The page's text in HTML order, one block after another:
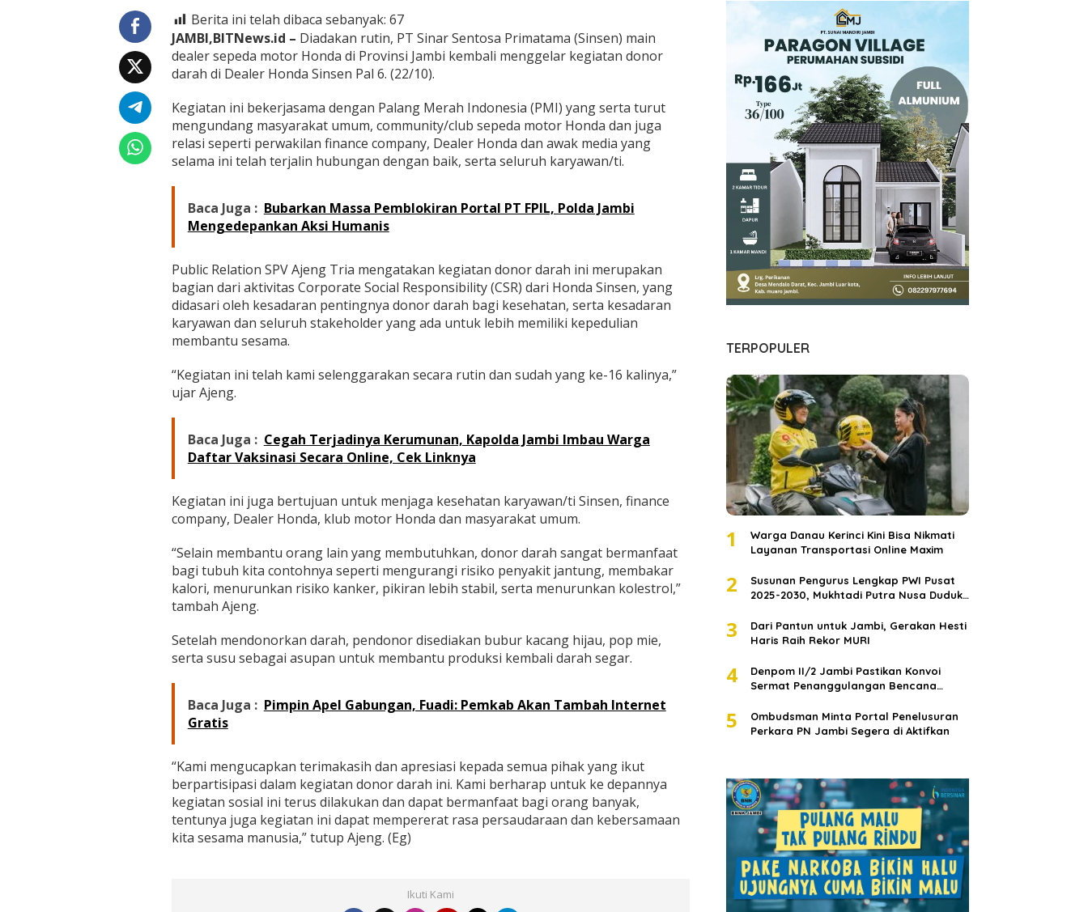
S
i
n
s
e
K
m
b
a
G
e
l
r
K
e
g
i
a
n
D
o
r
D
r
h
Berita ini telah dibaca sebanyak: 67
JAMBI,BITNews.id – Diadakan rutin, PT Sinar Sentosa Primatama (Sinsen) main
dealer sepeda motor Honda di Provinsi Jambi kembali menggelar kegiatan donor
darah di Dealer Honda Sinsen Pal 6. (22/10).
Kegiatan ini bekerjasama dengan Palang Merah Indonesia (PMI) yang serta turut
mengundang masyarakat umum, community/club sepeda motor Honda dan juga
relasi seperti perwakilan finance company, Dealer Honda dan awak media yang
selama ini telah terjalin hubungan dengan baik, serta seluruh karyawan/ti.
Baca Juga : Bubarkan Massa Pemblokiran Portal PT FPIL, Polda Jambi
Mengedepankan Aksi Humanis
Public Relation SPV Ajeng Tria mengatakan kegiatan donor darah ini merupakan
bagian dari aktivitas Corporate Social Responsibility (CSR) dari Honda Sinsen, yang
didasari oleh kesadaran pentingnya donor darah bagi kesehatan, serta kesadaran
karyawan dan seluruh stakeholder yang ada untuk lebih memiliki kepedulian
membantu sesama.
“Kegiatan ini telah kami selenggarakan secara rutin dan sudah yang ke-16 kalinya,”
ujar Ajeng.
Baca Juga : Cegah Terjadinya Kerumunan, Kapolda Jambi Imbau Warga
Daftar Vaksinasi Secara Online, Cek Linknya
Kegiatan ini juga bertujuan untuk menjaga kesehatan karyawan/ti Sinsen, finance
company, Dealer Honda, klub motor Honda dan masyarakat umum.
“Selain membantu orang lain yang membutuhkan, donor darah sangat bermanfaat
bagi tubuh kita contohnya seperti mengurangi risiko penyakit jantung, membakar
kalori, menurunkan risiko kanker, pikiran lebih stabil, serta menurunkan kolestrol,”
tambah Ajeng.
Setelah mendonorkan darah, pendonor disediakan bubur kacang hijau, pop mie,
serta susu sebagai asupan untuk membantu produksi kembali darah segar.
Baca Juga : Pimpin Apel Gabungan, Fuadi: Pemkab Akan Tambah Internet
Gratis
“Kami mengucapkan terimakasih dan apresiasi kepada semua pihak yang ikut
berpartisipasi dalam kegiatan donor darah ini. Kami berharap untuk ke depannya
kegiatan sosial ini terus dilakukan dan dapat bermanfaat bagi orang banyak,
tentunya juga kegiatan ini dapat mempererat rasa persaudaraan dan kebersamaan
kita sesama manusia,” tutup Ajeng. (Eg)
Ikuti Kami
TERPOPULER
1
Warga Danau Kerinci Kini Bisa Nikmati
Layanan Transportasi Online Maxim
2
Susunan Pengurus Lengkap PWI Pusat
2025-2030, Mukhtadi Putra Nusa Duduki
3
Dari Pantun untuk Jambi, Gerakan Hesti
Haris Raih Rekor MURI
4
Denpom II/2 Jambi Pastikan Konvoi
Sermat Penanggulangan Bencana
5
Ombudsman Minta Portal Penelusuran
Perkara PN Jambi Segera di Aktifkan